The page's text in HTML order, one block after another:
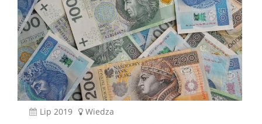
lip 2019 Wiedza